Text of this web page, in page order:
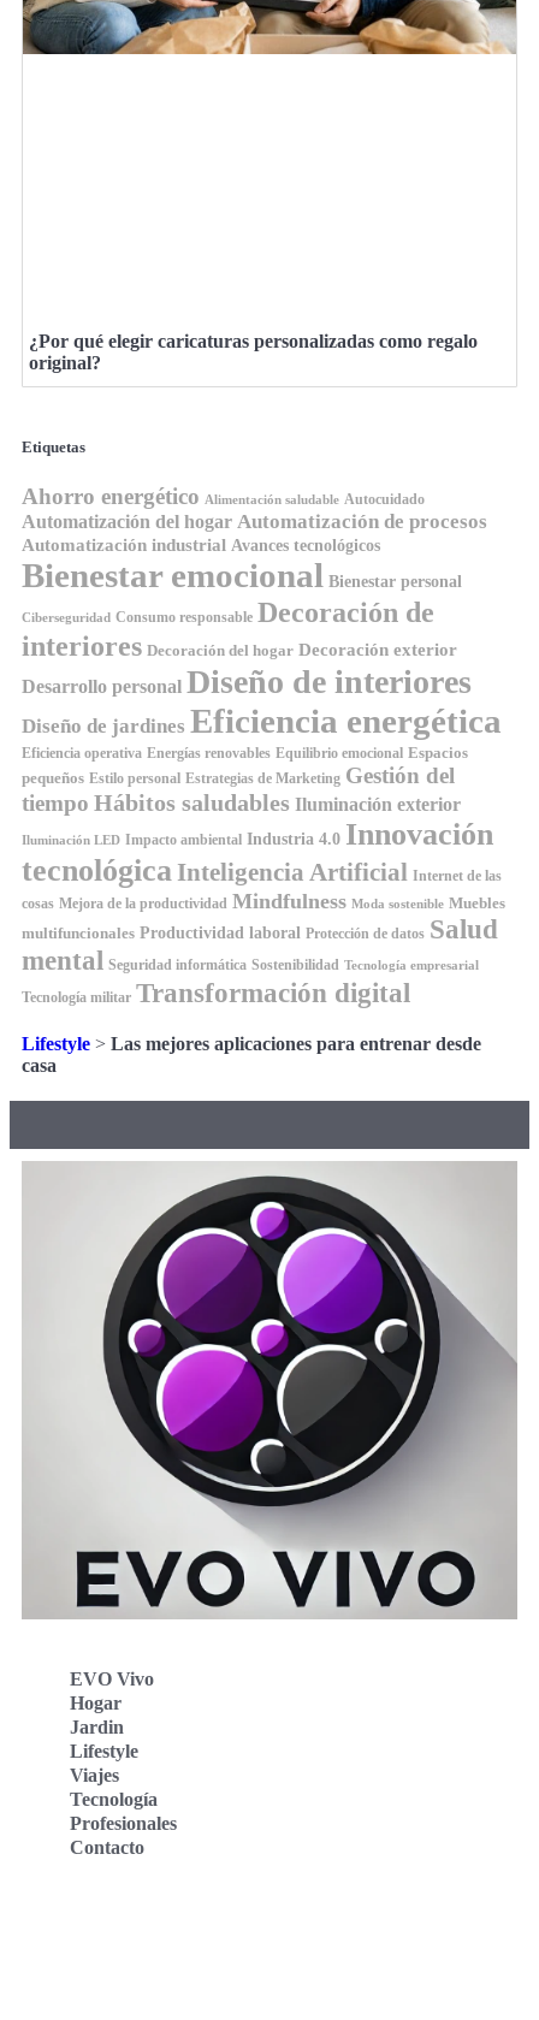
¿Por qué elegir caricaturas personalizadas como regalo
original?
Etiquetas
Ahorro energético Alimentación saludable Autocuidado
Automatización del hogar Automatización de procesos
Automatización industrial Avances tecnológicos
Bienestar emocional Bienestar personal
Ciberseguridad Consumo responsable Decoración de
interiores Decoración del hogar Decoración exterior
Desarrollo personal Diseño de interiores
Diseño de jardines Eficiencia energética
Eficiencia operativa Energías renovables Equilibrio emocional Espacios
pequeños Estilo personal Estrategias de Marketing Gestión del
tiempo Hábitos saludables Iluminación exterior
Iluminación LED Impacto ambiental Industria 4.0 Innovación
tecnológica Inteligencia Artificial Internet de las
cosas Mejora de la productividad Mindfulness Moda sostenible Muebles
multifuncionales Productividad laboral Protección de datos Salud
mental Seguridad informática Sostenibilidad Tecnología empresarial
Tecnología militar Transformación digital
Lifestyle > Las mejores aplicaciones para entrenar desde
casa
EVO Vivo
Hogar
Jardin
Lifestyle
Viajes
Tecnología
Profesionales
Contacto